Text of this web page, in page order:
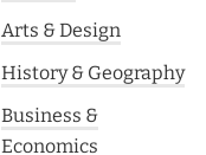
Arts & Design
History & Geography
Business &
Economics